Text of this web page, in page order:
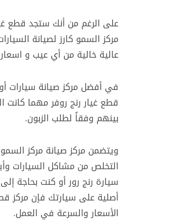
على الرغم من أنك ستجد قطع
مركز السمو كارز لصيانة
عالية خالية من أي عيب و
في أفضل مركز صيانة سيارات
قطع غيار رنج روفر مهما كانت
بينهم وفقاً لطلب الزبون.
ويتضمن مركز صيانة مركز
التخلص من مشاكل السيارات
سيارة رنج رور أو كنت بحاجة
أصلية على سيارتك فإن مركز
الأسعار والسرعة في العمل.